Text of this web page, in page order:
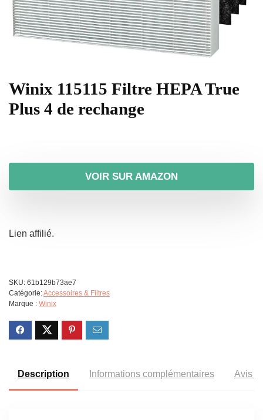
Winix 115115 Filtre HEPA True
Plus 4 de rechange
VOIR SUR AMAZON
Lien affilié.
SKU: 61b129b73ae7
Catégorie:Accessoires & Filtres
Marque : Winix
Description Informations complémentaires Avis